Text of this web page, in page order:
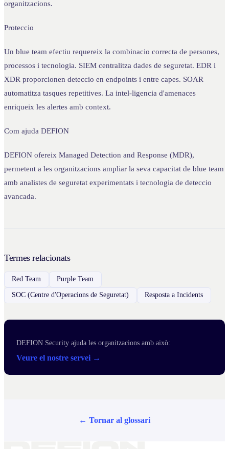
organitzacions.
Proteccio
Un blue team efectiu requereix la combinacio correcta de persones,
processos i tecnologia. SIEM centralitza dades de seguretat. EDR i
XDR proporcionen deteccio en endpoints i entre capes. SOAR
automatitza tasques repetitives. La intel-ligencia d'amenaces
enriqueix les alertes amb context.
Com ajuda DEFION
DEFION ofereix Managed Detection and Response (MDR),
permetent a les organitzacions ampliar la seva capacitat de blue team
amb analistes de seguretat experimentats i tecnologia de deteccio
avancada.
Termes relacionats
Red Team Purple Team
SOC (Centre d'Operacions de Seguretat) Resposta a Incidents
DEFION Security ajuda les organitzacions amb això:
Veure el nostre servei →
← Tornar al glossari